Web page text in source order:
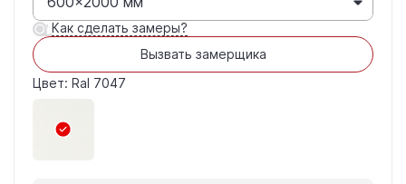
Как сделать замеры?
Вызвать замерщика
Цвет: Ral 7047